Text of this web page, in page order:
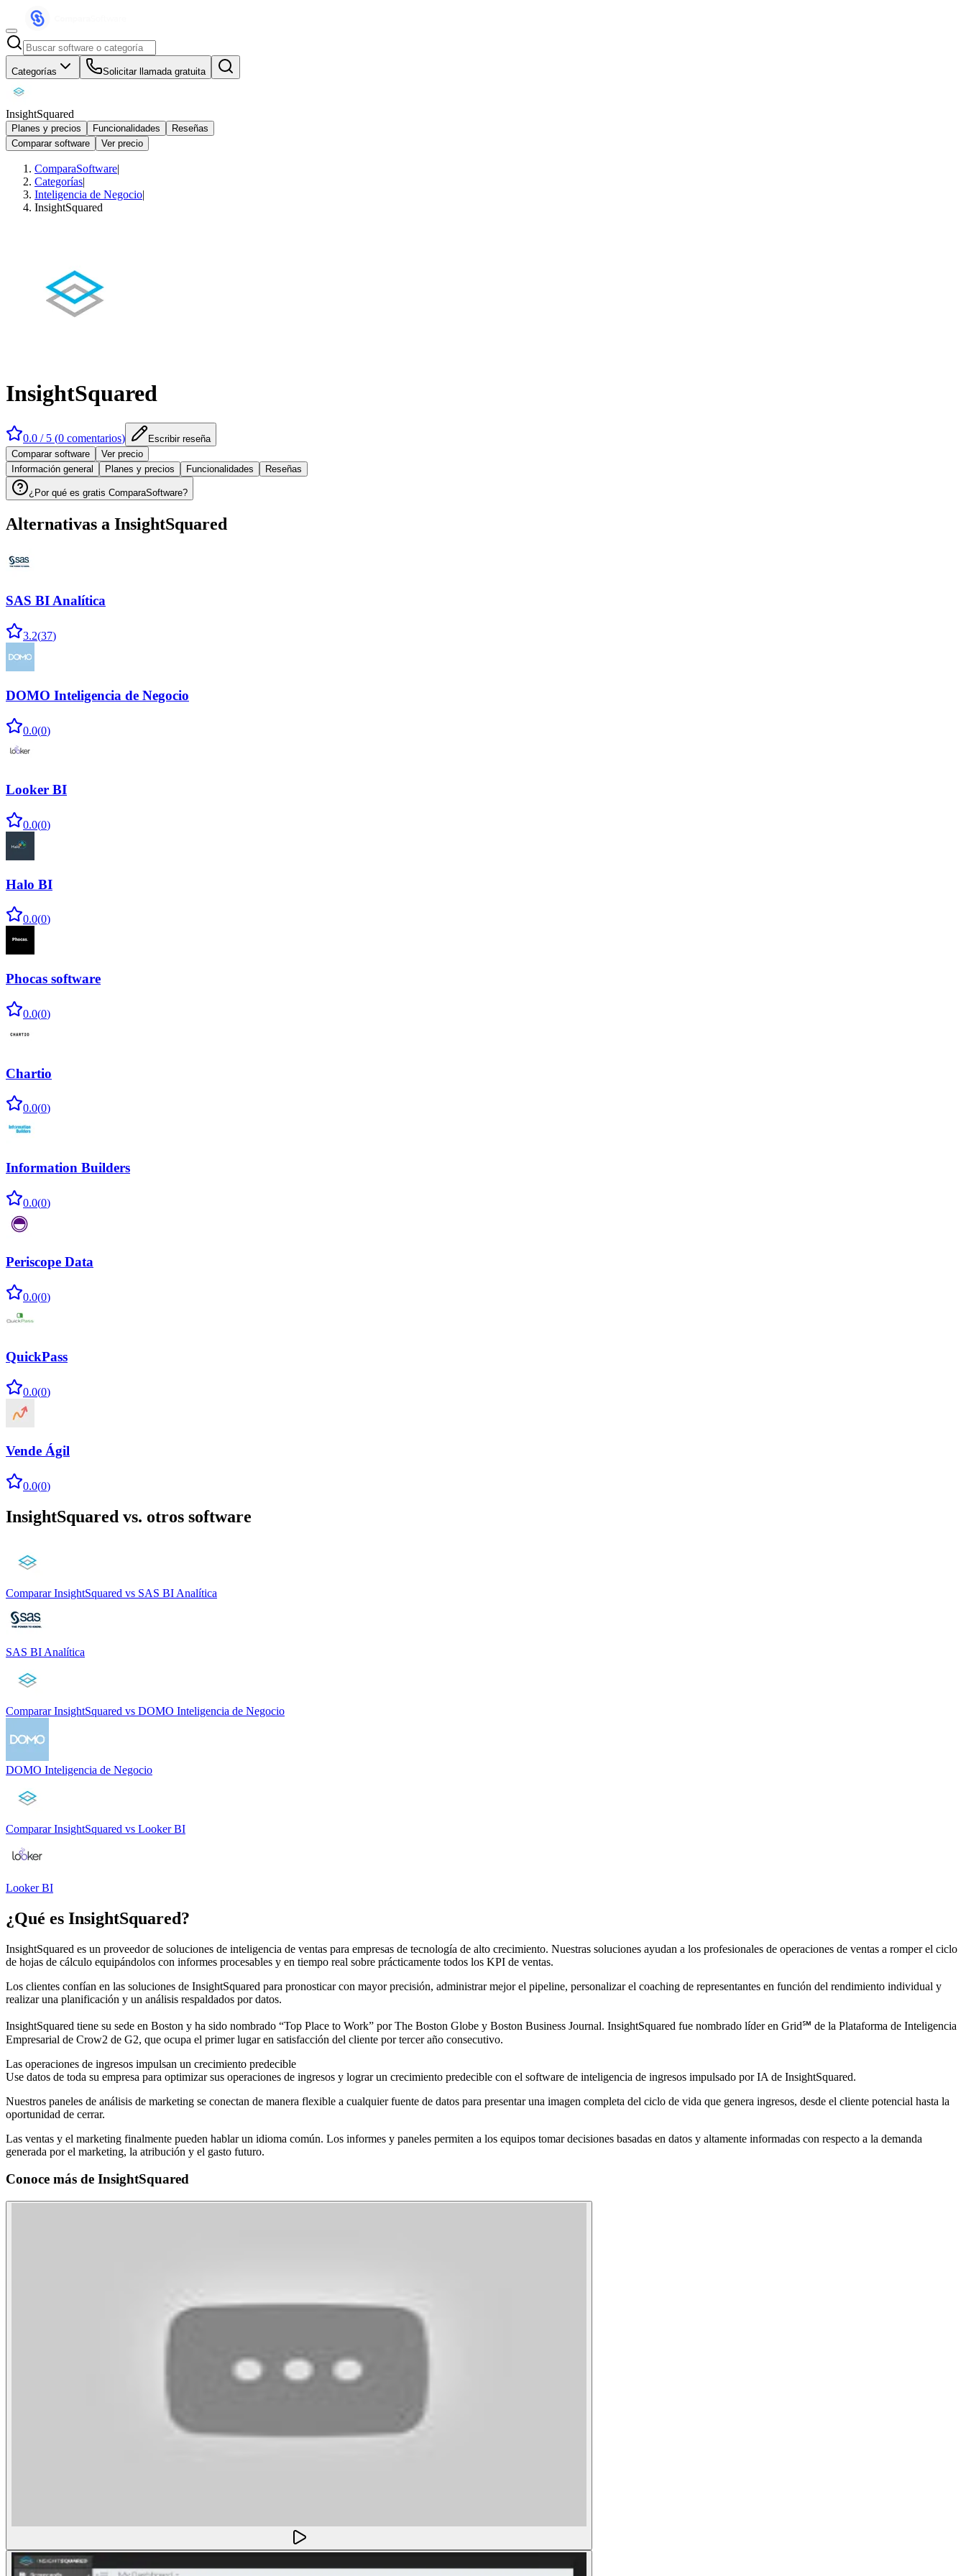
Categorías Solicitar llamada gratuita
InsightSquared
Planes y precios Funcionalidades
Reseñas
Comparar software
Ver precio
ComparaSoftware|
Categorías|
Inteligencia de Negocio|
InsightSquared
InsightSquared
0.0 / 5 (0 comentarios)
Escribir reseña
Comparar software
Ver precio
Información general
Planes y precios Funcionalidades Reseñas
¿Por qué es gratis ComparaSoftware?
Alternativas a InsightSquared
SAS BI Analítica
3.2(37)
DOMO Inteligencia de Negocio
0.0(0)
Looker BI
0.0(0)
Halo BI
0.0(0)
Phocas software
0.0(0)
Chartio
0.0(0)
Information Builders
0.0(0)
Periscope Data
0.0(0)
QuickPass
0.0(0)
Vende Ágil
0.0(0)
InsightSquared vs. otros software
Comparar InsightSquared vs SAS BI Analítica
SAS BI Analítica
Comparar InsightSquared vs DOMO Inteligencia de Negocio
DOMO Inteligencia de Negocio
Comparar InsightSquared vs Looker BI
Looker BI
¿Qué es InsightSquared?
InsightSquared es un proveedor de soluciones de inteligencia de ventas para empresas de tecnología de alto crecimiento. Nuestras soluciones ayudan a los profesionales de operaciones de ventas a romper el ciclo
de hojas de cálculo equipándolos con informes procesables y en tiempo real sobre prácticamente todos los KPI de ventas.
Los clientes confían en las soluciones de InsightSquared para pronosticar con mayor precisión, administrar mejor el pipeline, personalizar el coaching de representantes en función del rendimiento individual y
realizar una planificación y un análisis respaldados por datos.
InsightSquared tiene su sede en Boston y ha sido nombrado “Top Place to Work” por The Boston Globe y Boston Business Journal. InsightSquared fue nombrado líder en Grid℠ de la Plataforma de Inteligencia
Empresarial de Crow2 de G2, que ocupa el primer lugar en satisfacción del cliente por tercer año consecutivo.
Las operaciones de ingresos impulsan un crecimiento predecible
Use datos de toda su empresa para optimizar sus operaciones de ingresos y lograr un crecimiento predecible con el software de inteligencia de ingresos impulsado por IA de InsightSquared.
Nuestros paneles de análisis de marketing se conectan de manera flexible a cualquier fuente de datos para presentar una imagen completa del ciclo de vida que genera ingresos, desde el cliente potencial hasta la
oportunidad de cerrar.
Las ventas y el marketing finalmente pueden hablar un idioma común. Los informes y paneles permiten a los equipos tomar decisiones basadas en datos y altamente informadas con respecto a la demanda
generada por el marketing, la atribución y el gasto futuro.
Conoce más de InsightSquared